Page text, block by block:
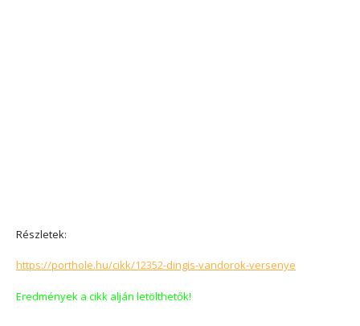
Részletek:
https://porthole.hu/cikk/12352-dingis-vandorok-versenye
Eredmények a cikk alján letölthetők!